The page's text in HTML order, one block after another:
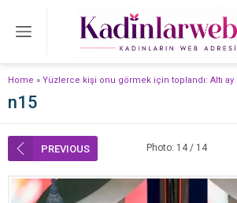
Home » Yüzlerce kişi onu görmek için toplandı: Altı
n15
PREVIOUS Photo: 14 / 14